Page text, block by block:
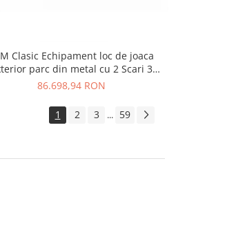
Clasic Echipament loc de joaca
parc din metal cu 2 Scari 3
Tobogane si 2 Cataratoare
86.698,94 RON
1 2 3 ... 59